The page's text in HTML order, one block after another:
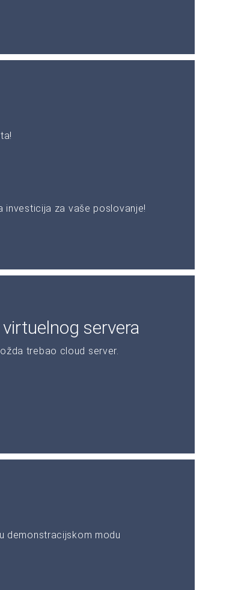
investicija za vaše poslovanje!
servera
trebao cloud server.
demonstracijskom modu